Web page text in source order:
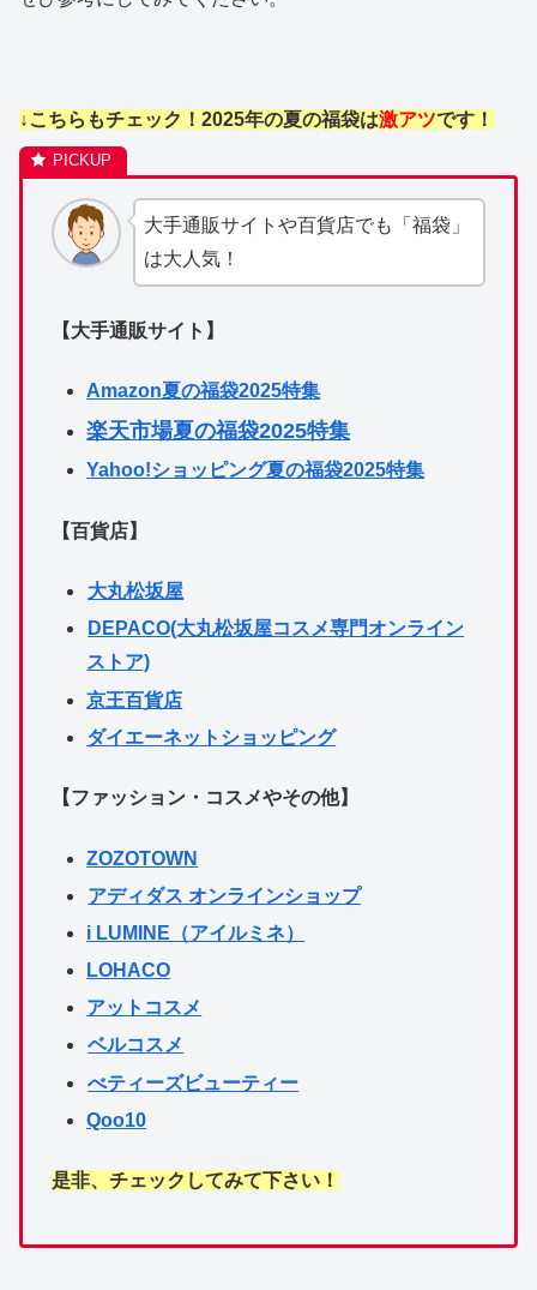
↓こちらもチェック！2025年の夏の福袋は激アツです！
大手通販サイトや百貨店でも「福袋」
は大人気！
【大手通販サイト】
Amazon夏の福袋2025特集
楽天市場夏の福袋2025特集
Yahoo!ショッピング夏の福袋2025特集
【百貨店】
大丸松坂屋
DEPACO(大丸松坂屋コスメ専門オンライン
ストア)
京王百貨店
ダイエーネットショッピング
【ファッション・コスメやその他】
ZOZOTOWN
アディダス オンラインショップ
i LUMINE（アイルミネ）
LOHACO
アットコスメ
ベルコスメ
べティーズビューティー
Qoo10
是非、チェックしてみて下さい！